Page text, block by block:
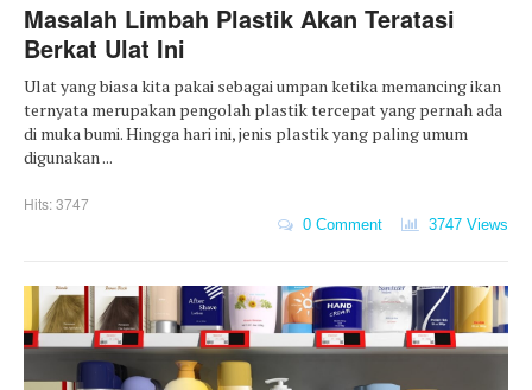
Masalah Limbah Plastik Akan Teratasi
Berkat Ulat Ini
Ulat yang biasa kita pakai sebagai umpan ketika memancing ikan
ternyata merupakan pengolah plastik tercepat yang pernah ada
di muka bumi. Hingga hari ini, jenis plastik yang paling umum
digunakan ...
Hits: 3747
0 Comment 3747 Views